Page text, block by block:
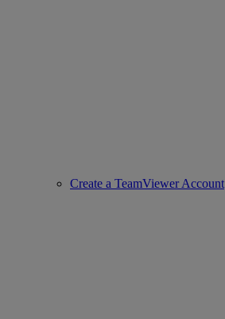
Create a TeamViewer Account